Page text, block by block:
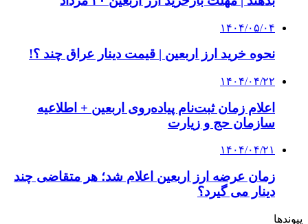
۱۴۰۴/۰۵/۰۴
نحوه خرید ارز اربعین | قیمت دینار عراق چند ؟!
۱۴۰۴/۰۴/۲۲
اعلام زمان ثبت‌نام پیاده‌روی اربعین + اطلاعیه
سازمان حج و زیارت
۱۴۰۴/۰۴/۲۱
زمان عرضه ارز اربعین اعلام شد؛ هر متقاضی چند
دینار می گیرد؟
پیوندها